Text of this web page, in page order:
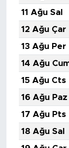
11 Ağu Sal
12 Ağu Çar
13 Ağu Per
14 Ağu
15 Ağu Cts
16 Ağu Paz
17 Ağu Pts
18 Ağu Sal